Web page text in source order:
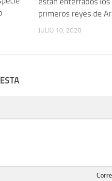
primeros reyes de
JULIO 10, 2020